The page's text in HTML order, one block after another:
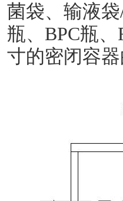
菌袋、输液袋
瓶、BPC瓶
寸的密闭容